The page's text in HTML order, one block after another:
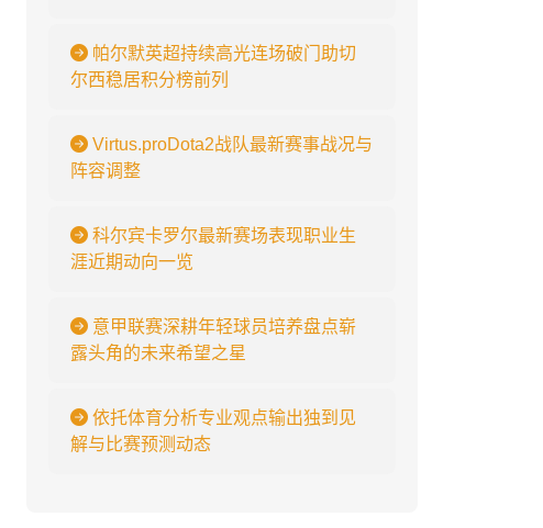
帕尔默英超持续高光连场破门助切
尔西稳居积分榜前列
Virtus.proDota2战队最新赛事战况与
阵容调整
科尔宾卡罗尔最新赛场表现职业生
涯近期动向一览
意甲联赛深耕年轻球员培养盘点崭
露头角的未来希望之星
依托体育分析专业观点输出独到见
解与比赛预测动态